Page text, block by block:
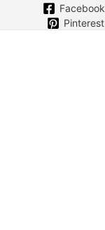
Facebook
Pinterest